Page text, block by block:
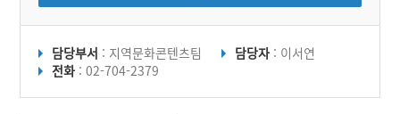
담당부서 : 지역문화콘텐츠팀 담당자 : 이서연
전화 : 02-704-2379